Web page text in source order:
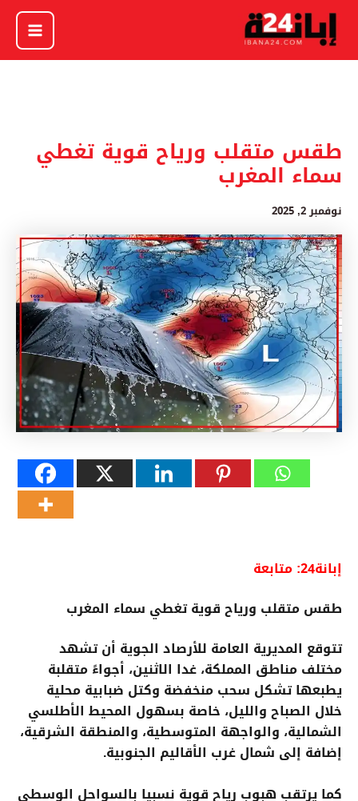
تخطي
المحتوى
طقس متقلب ورياح قوية تغطي
سماء المغرب
نوفمبر 2, 2025
إبانة24:
متابعة
طقس متقلب ورياح قوية تغطي سماء المغرب
تتوقع المديرية العامة للأرصاد الجوية أن تشهد
مختلف مناطق المملكة، غدا الاثنين، أجواءً متقلبة
يطبعها تشكل سحب منخفضة وكتل ضبابية محلية
خلال الصباح والليل، خاصة بسهول المحيط الأطلسي
الشمالية، والواجهة المتوسطية، والمنطقة الشرقية،
إضافة إلى شمال غرب الأقاليم الجنوبية.
كما يرتقب هبوب رياح قوية نسبيا بالسواحل الوسطى